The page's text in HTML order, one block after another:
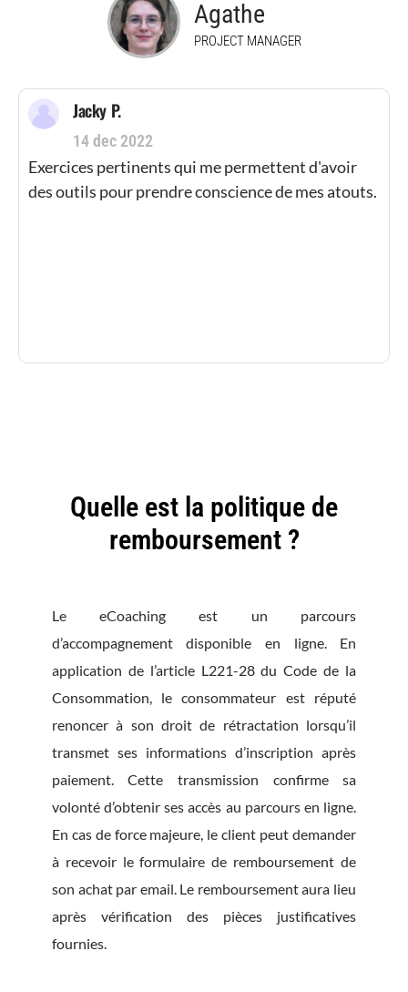
Agathe
PROJECT MANAGER
Jacky P.
14 dec 2022
Exercices pertinents qui me permettent d'avoir
des outils pour prendre conscience de mes atouts.
Quelle est la politique de
remboursement ?
Le eCoaching est un parcours
d’accompagnement disponible en ligne. En
application de l’article L221-28 du Code de la
Consommation, le consommateur est réputé
renoncer à son droit de rétractation lorsqu’il
transmet ses informations d’inscription après
paiement. Cette transmission confirme sa
volonté d’obtenir ses accès au parcours en ligne.
En cas de force majeure, le client peut demander
à recevoir le formulaire de remboursement de
son achat par email. Le remboursement aura lieu
après vérification des pièces justificatives
fournies.